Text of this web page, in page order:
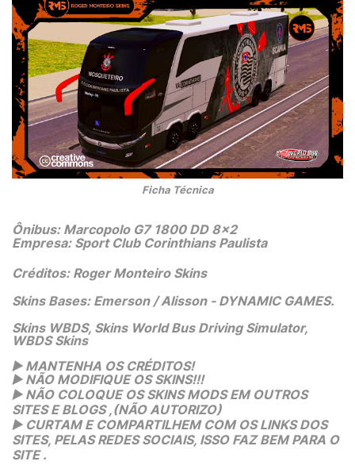
Ficha Técnica
Ônibus: Marcopolo G7 1800 DD 8x2
Empresa: Sport Club Corinthians Paulista
Créditos: Roger Monteiro Skins
Skins Bases: Emerson / Alisson - DYNAMIC GAMES.
Skins WBDS, Skins World Bus Driving Simulator,
WBDS Skins
▶️ MANTENHA OS CRÉDITOS!
▶️ NÃO MODIFIQUE OS SKINS!!!
▶️ NÃO COLOQUE OS SKINS MODS EM OUTROS
SITES E BLOGS ,(NÃO AUTORIZO)
▶️ CURTAM E COMPARTILHEM COM OS LINKS DOS
SITES, PELAS REDES SOCIAIS, ISSO FAZ BEM PARA O
SITE .